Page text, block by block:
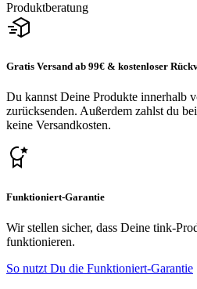
Produktberatung
Gratis Versand ab 99€ & kostenloser
Du kannst Deine Produkte innerhalb
zurücksenden. Außerdem zahlst du
keine Versandkosten.
Funktioniert-Garantie
Wir stellen sicher, dass Deine tink-
funktionieren.
So nutzt Du die Funktioniert-Garantie